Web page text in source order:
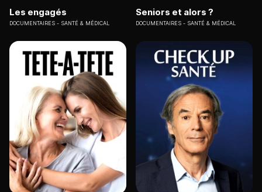
Les engagés
DOCUMENTAIRES SANTÉ & MÉDICAL
Seniors et alors ?
DOCUMENTAIRES SANTÉ & MÉDICAL